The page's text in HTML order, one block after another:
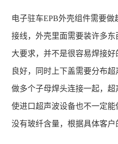
电子驻车EPB外壳组件需要
接线，外壳里面需要装许多
大要求，并不是很容易焊接
良好，同时上下盖需要分布
做多个子母焊头连接一起，
使进口超声波设备也不一定
没有玻纤含量，根据具体客户